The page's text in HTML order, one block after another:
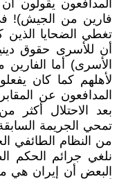
المدافعون يقولون
فارين من الجيش)!
تغطي الضحايا الذين
أن للأسرى حقوق
الأسرى) أما
لأهلهم كما كان
المدافعون عن
بعد الاحتلال أكثر
تمحي الجريمة
من النظام الطائفي
نلغي جرائم الحكم
البعض أن إيران هي